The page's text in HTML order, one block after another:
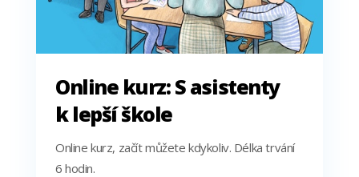
Online kurz: S asistenty
k lepší škole
Online kurz, začít můžete kdykoliv. Délka trvání
6 hodin.